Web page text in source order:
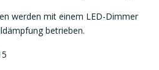
werden mit einem LED-Dimmer
betrieben.